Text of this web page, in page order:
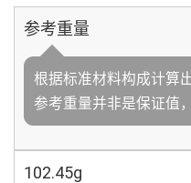
参考重量
根据标准材料构成计算
参考重量并非是保证值
102.45g